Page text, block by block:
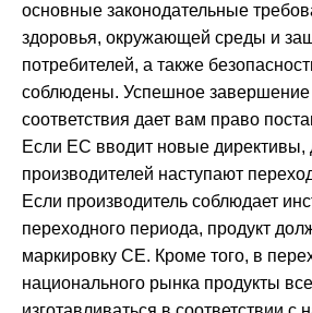
основные законодательные
здоровья, окружающей среды и
потребителей, а также
соблюдены. Успешное
соответствия дает вам право
Если ЕС вводит новые директивы,
производителей наступают
Если производитель соблюдает
переходного периода, продукт
маркировку CE. Кроме того, в
национального рынка продукты